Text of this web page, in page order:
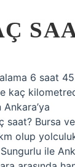
6 saat 45
kaç
saat? Bursa ve
olup
ile